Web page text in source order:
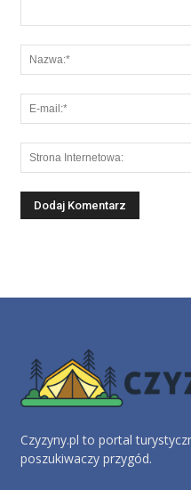
Czyzyny.pl to portal
poszukiwaczy przygód.